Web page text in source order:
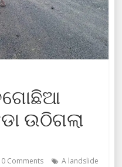
ଉଠିଗଲା
0 Comments
A landslide